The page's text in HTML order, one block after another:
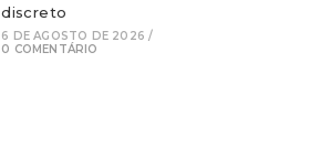
discreto
6 DE AGOSTO DE 2026 /
0 COMENTÁRIO